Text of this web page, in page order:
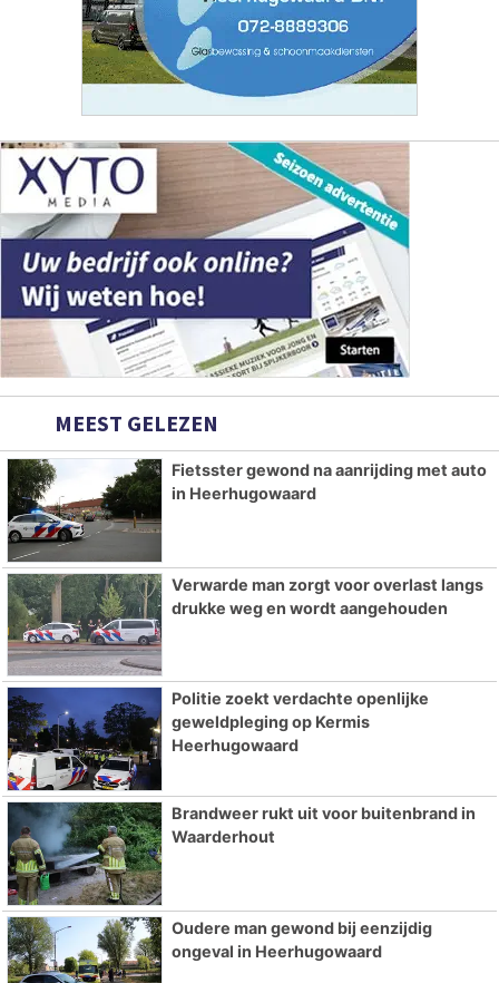
MEEST GELEZEN
Fietsster gewond na aanrijding met auto
in Heerhugowaard
Verwarde man zorgt voor overlast langs
drukke weg en wordt aangehouden
Politie zoekt verdachte openlijke
geweldpleging op Kermis
Heerhugowaard
Brandweer rukt uit voor buitenbrand in
Waarderhout
Oudere man gewond bij eenzijdig
ongeval in Heerhugowaard